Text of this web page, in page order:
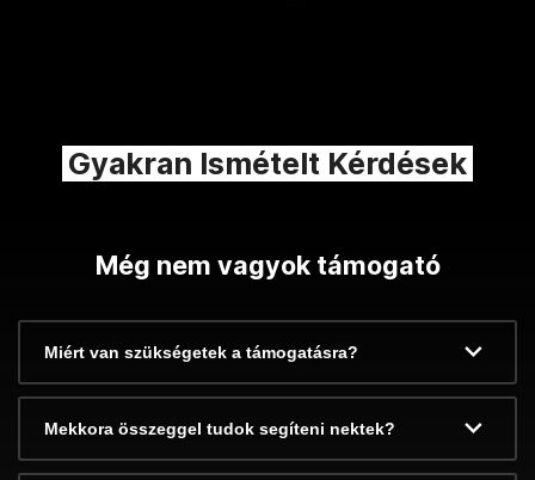
Gyakran Ismételt Kérdések
Még nem vagyok támogató
Miért van szükségetek a támogatásra?
Mekkora összeggel tudok segíteni nektek?